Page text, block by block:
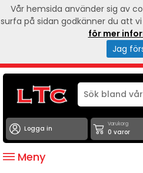
Logga in
Varukorg
0 varor
Meny
Vår hemsida använder sig av
surfa på sidan godkänner du att
för mer
Jag